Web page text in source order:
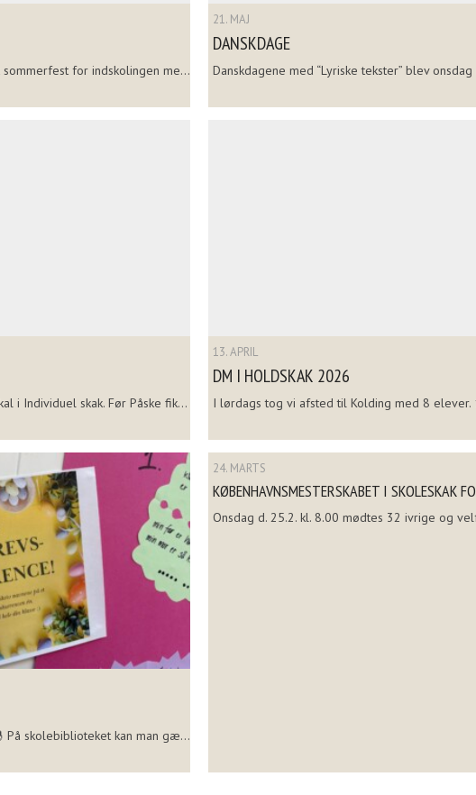
for indskolingen me...
21. MAJ
DANSKDAGE
Danskdagene med “Lyriske tekster” blev
i Individuel skak. Før Påske fik...
13. APRIL
DM I HOLDSKAK 2026
I lørdags tog vi afsted til Kolding med 8
skolebiblioteket kan man gæ...
24. MARTS
KØBENHAVNSMESTERSKABET I SKOLESKAK
Onsdag d. 25.2. kl. 8.00 mødtes 32 ivrige og